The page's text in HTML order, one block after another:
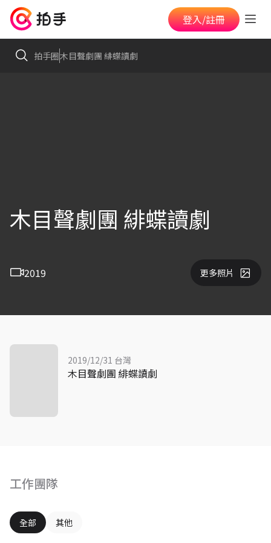
登入/註冊
拍手圈木目聲劇團 緋蝶讀劇
木目聲劇團 緋蝶讀劇
2019 更多照片
工作團隊
全部 其他
2019/12/31 台灣
木目聲劇團 緋蝶讀劇